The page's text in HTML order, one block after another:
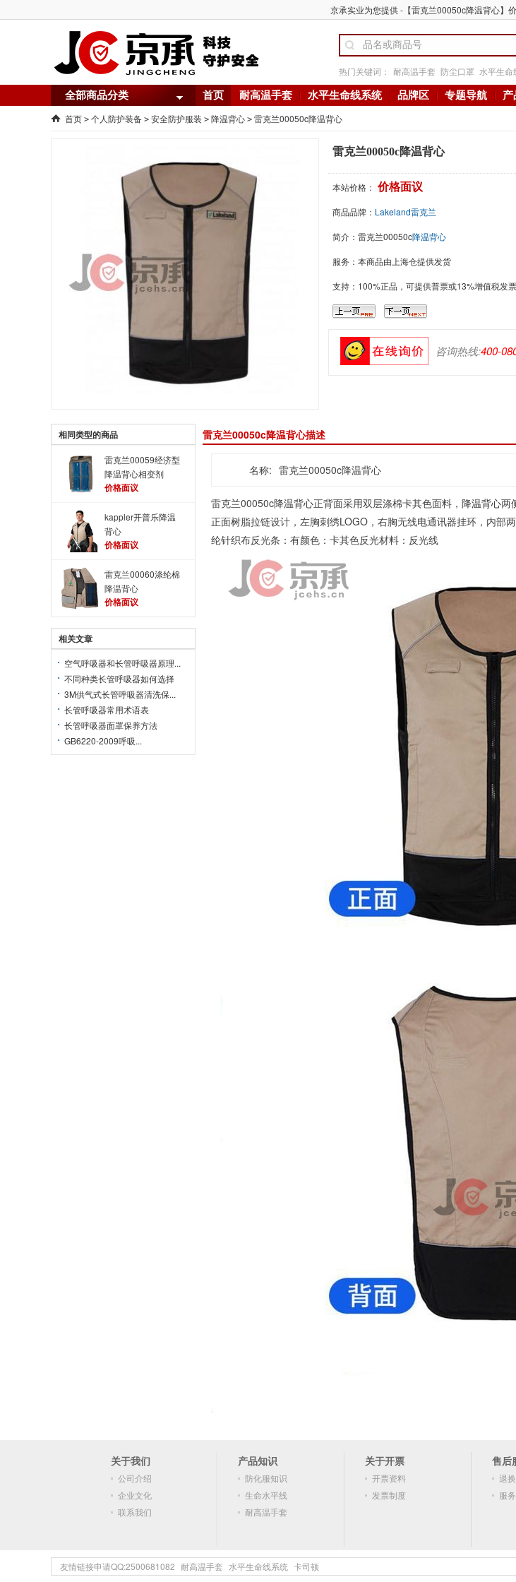
京承实业为您提供 -【雷克兰00050c降温背心】
热门关键词： 耐高温手套 防尘口罩 水平生命
全部商品分类 首页 耐高温手套 水平生命线系统 品牌区 专题导航 产
首页 > 个人防护装备 > 安全防护服装 > 降温背心 > 雷克兰00050c降温背心
雷克兰00050c降温背心
本站价格： 价格面议
商品品牌： Lakeland雷克兰
简介： 雷克兰00050c降温背心
服务：本商品由上海仓提供发货
支持：100%正品，可提供普票或13%增值税发票
咨询热线:400-
相同类型的商品
雷克兰00059经济型
降温背心相变剂
价格面议
kappler开普乐降温
背心
价格面议
雷克兰00060涤纶棉
降温背心
价格面议
相关文章
空气呼吸器和长管呼吸器原理...
不同种类长管呼吸器如何选择
3M供气式长管呼吸器清洗保...
长管呼吸器常用术语表
长管呼吸器面罩保养方法
GB6220-2009呼吸...
雷克兰00050c降温背心描述
名称: 雷克兰00050c降温背心
雷克兰00050c降温背心正背面采用双层涤棉卡其色面料， 降温背心两
正面树脂拉链设计，左胸刺绣LOGO，右胸无线电通讯器挂环，内
纶针织布反光条：有颜色：卡其色反光材料：反光线
关于我们
公司介绍
企业文化
联系我们
产品知识
防化服知识
生命水平线
耐高温手套
关于开票
开票资料
发票制度
售后
退
服
友情链接申请QQ:2500681082 耐高温手套 水平生命线系统 卡司顿